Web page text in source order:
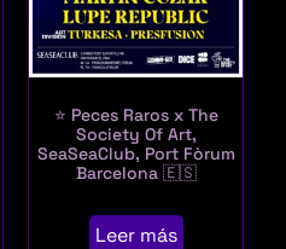
⭐ Peces Raros x The
Society Of Art,
SeaSeaClub, Port Fòrum
Barcelona 🇪🇸
Leer más